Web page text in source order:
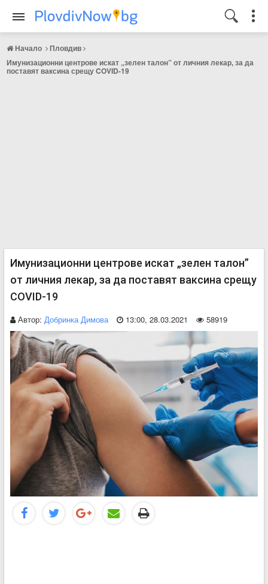
Начало
Пловдив
Имунизационни центрове искат „зелен талон” от личния лекар, за да
поставят ваксина срещу COVID-19
Имунизационни центрове искат „зелен талон”
от личния лекар, за да поставят ваксина срещу
COVID-19
Автор: Добринка Димова 13:00, 28.03.2021 58919